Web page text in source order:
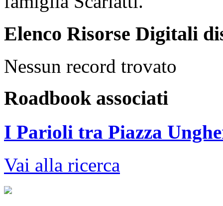
Elenco Risorse Digitali
Nessun record trovato
Roadbook associati
I Parioli tra Piazza
Vai alla ricerca